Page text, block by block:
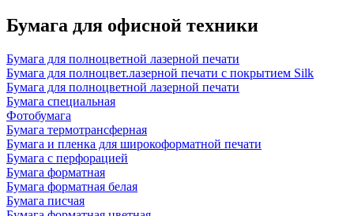
Бумага для офисной техники
Бумага для полноцветной лазерной печати
Бумага для полноцвет.лазерной печати с покрытием Silk
Бумага для полноцветной лазерной печати
Бумага специальная
Фотобумага
Бумага термотрансферная
Бумага и пленка для широкоформатной печати
Бумага с перфорацией
Бумага форматная
Бумага форматная белая
Бумага писчая